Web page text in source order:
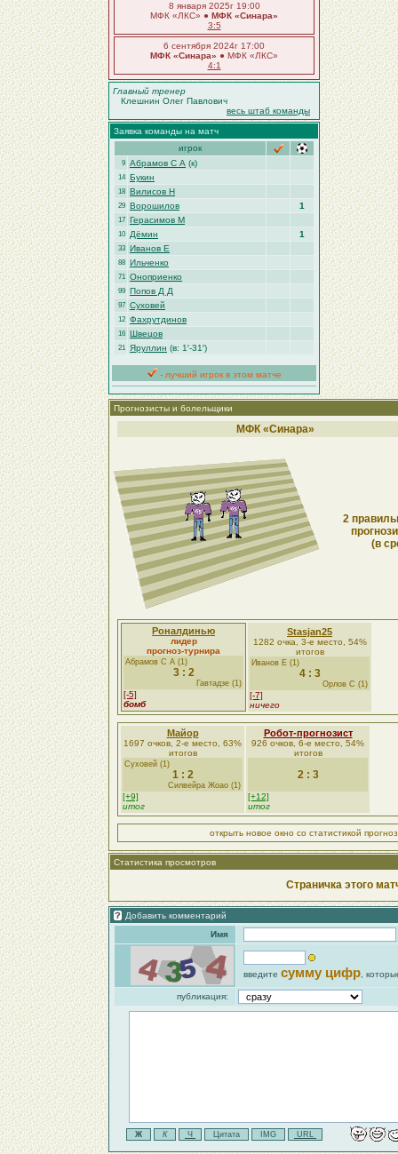
8 января 2025г 19:00
МФК «ЛКС» ● МФК «Синара»
3:5
6 сентября 2024г 17:00
МФК «Синара» ● МФК «ЛКС»
4:1
Главный тренер
Клешнин Олег Павлович
весь штаб команды
Заявка команды на матч
игрок
9 Абрамов С А (к)
14 Букин
18 Вилисов Н
29 Ворошилов 1
17 Герасимов М
10 Дёмин 1
33 Иванов Е
88 Ильченко
71 Оноприенко
99 Попов Д Д
97 Суховей
12 Фахрутдинов
16 Швецов
21 Яруллин (в: 1′-31′)
- лучший игрок в этом матче
Прогнозисты и болельщики
МФК «Синара»
2
(в
Роналдинью
лидер
прогноз-турнира
Абрамов С А (1)
3 : 2
Гавтадзе (1)
[-5]
бомб
Stasjan25
1282 очка, 3-е место, 54%
итогов
Иванов Е (1)
4 : 3
Орлов С (1)
[-7]
ничего
Майор
1697 очков, 2-е место, 63%
итогов
Суховей (1)
1 : 2
Силвейра Жоао (1)
[+9]
итог
Робот-прогнозист
926 очков, 6-е место, 54%
итогов
2 : 3
[+12]
итог
открыть новое окно со статистикой
Статистика просмотров
Страничка этого
Добавить комментарий
Имя
введите сумму цифр ,
публикация: